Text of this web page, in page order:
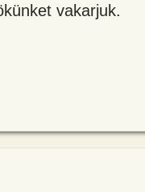
vakarjuk.